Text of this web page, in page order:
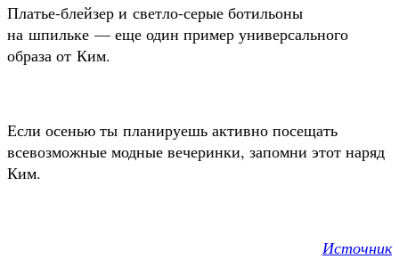
Платье-блейзер и светло-серые ботильоны
на шпильке — еще один пример универсального
образа от Ким.
Если осенью ты планируешь активно посещать
всевозможные модные вечеринки, запомни этот наряд
Ким.
Источник